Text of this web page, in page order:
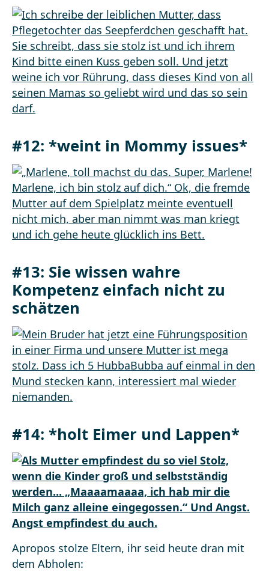
#12: *weint in Mommy issues*
#13: Sie wissen wahre
Kompetenz einfach nicht zu
schätzen
#14: *holt Eimer und Lappen*
Apropos stolze Eltern, ihr seid heute dran mit
dem Abholen: